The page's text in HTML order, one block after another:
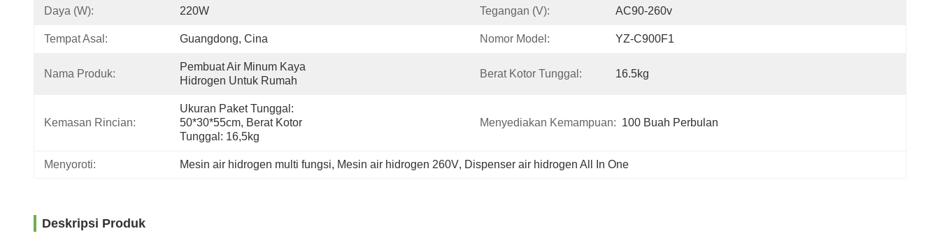
Daya (W): 220W Tegangan (V): AC90-260v
Tempat Asal: Guangdong, Cina Nomor Model: YZ-C900F1
Nama Produk:
Pembuat Air Minum Kaya
Hidrogen Untuk Rumah
Berat Kotor Tunggal: 16.5kg
Kemasan Rincian:
Ukuran Paket Tunggal:
50*30*55cm, Berat Kotor
Tunggal: 16,5kg
Menyediakan Kemampuan: 100 Buah Perbulan
Menyoroti: Mesin air hidrogen multi fungsi, Mesin air hidrogen 260V, Dispenser air hidrogen All In One
Deskripsi Produk